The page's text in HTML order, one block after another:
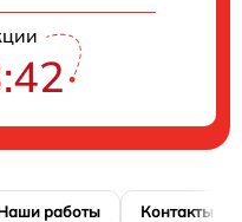
работы Контакты